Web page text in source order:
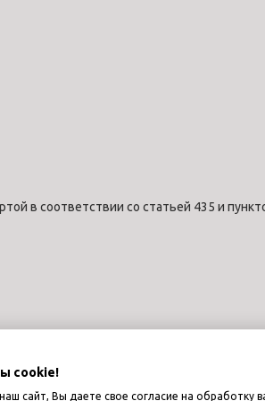
cookie!
сайт, Вы даете свое согласие на обработку
в соответствии со статьей 435 и